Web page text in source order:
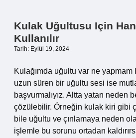
Kulak Uğultusu Için
Kullanılır
Tarih: Eylül 19, 2024
Kulağımda uğultu var ne yapmam
uzun süren bir uğultu sesi ise
başvurmalıyız. Altta yatan neden
çözülebilir. Örneğin kulak kiri gibi
bile uğultu ve çınlamaya neden
işlemle bu sorunu ortadan